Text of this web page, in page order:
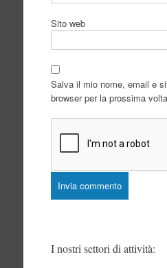
Sito web
Salva il mio nome, email e
browser per la prossima
I nostri settori di attività: